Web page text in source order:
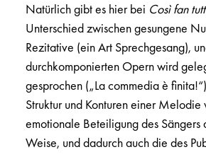
Natürlich gibt es hier bei Così fan
Unterschied zwischen gesungene
Rezitative (ein Art Sprechgesang),
durchkomponierten Opern wird
gesprochen („La commedia è
Struktur und Konturen einer Melodie
emotionale Beteiligung des Sängers
Weise, und dadurch auch die des